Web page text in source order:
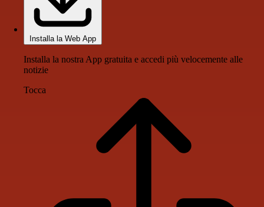
Installa la Web App
Installa la nostra App gratuita e accedi più velocemente alle
notizie
Tocca